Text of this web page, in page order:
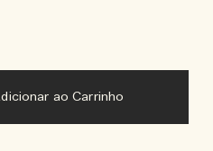
Adicionar ao Carrinho